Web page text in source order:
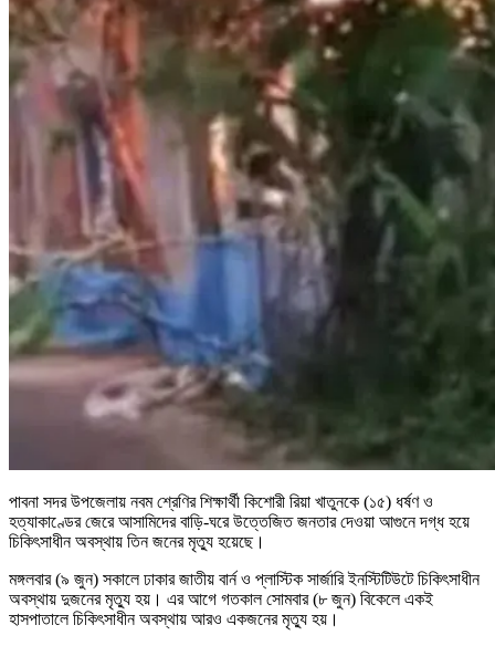
পাবনা সদর উপজেলায় নবম শ্রেণির শিক্ষার্থী কিশোরী রিয়া খাতুনকে (১৫) ধর্ষণ ও
হত্যাকাণ্ডের জেরে আসামিদের বাড়ি-ঘরে উত্তেজিত জনতার দেওয়া আগুনে দগ্ধ হয়ে
চিকিৎসাধীন অবস্থায় তিন জনের মৃত্যু হয়েছে।
মঙ্গলবার (৯ জুন) সকালে ঢাকার জাতীয় বার্ন ও প্লাস্টিক সার্জারি ইনস্টিটিউটে চিকিৎসাধীন
অবস্থায় দুজনের মৃত্যু হয়। এর আগে গতকাল সোমবার (৮ জুন) বিকেলে একই
হাসপাতালে চিকিৎসাধীন অবস্থায় আরও একজনের মৃত্যু হয়।